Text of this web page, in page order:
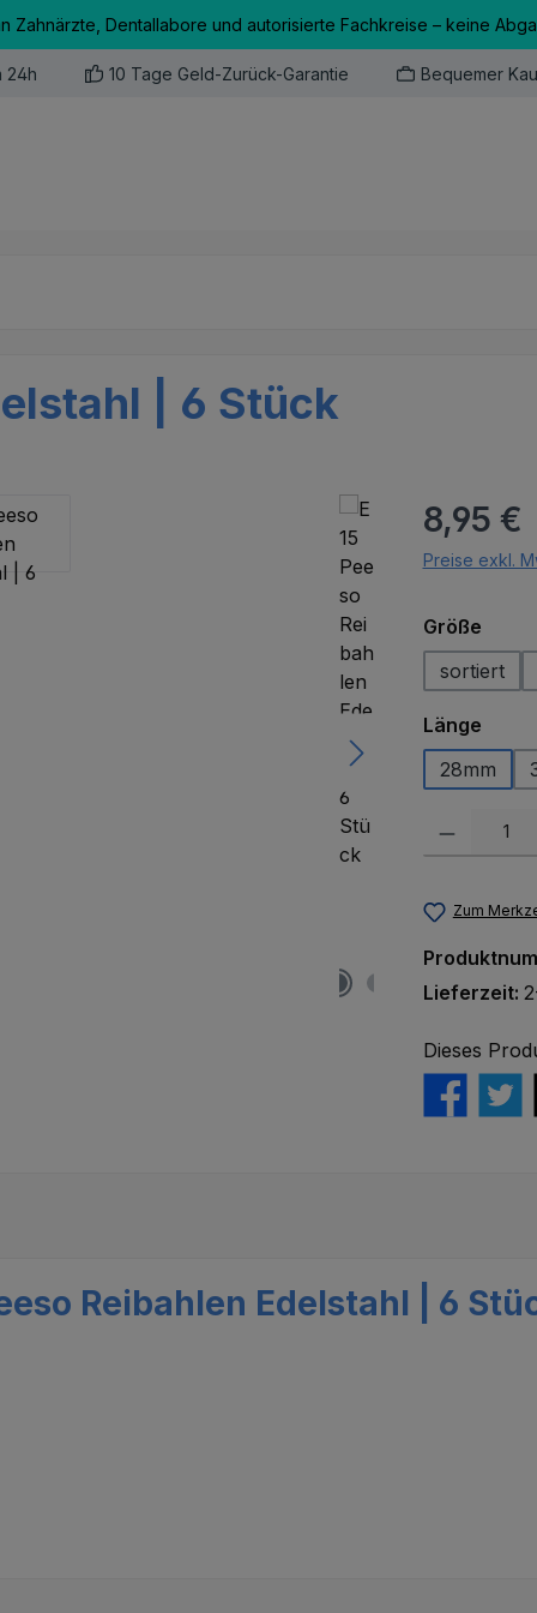
Zahnärzte, Dentallabore und autorisierte Fachkreise – keine
24h 10 Tage Geld-Zurück-Garantie Bequemer
| 6 Stück
Regulärer
8,95 €
Preise exkl.
Größe
sortiert
Länge
28mm
Produkt
Zum
Lieferzeit:
Dieses
Reibahlen Edelstahl | 6